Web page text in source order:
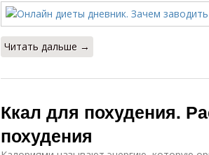
Читать дальше →
Ккал для похудения.
похудения